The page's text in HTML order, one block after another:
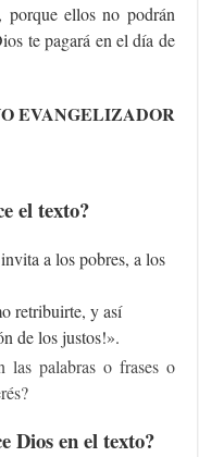
ellos no podrán
te pagará en el día de
EVANGELIZADOR
el texto?
a los pobres, a los
retribuirte, y así
de los justos!».
las palabras o frases o
Dios en el texto?